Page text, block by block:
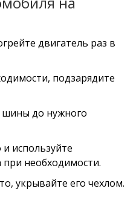
двигатель раз в
подзарядите
шины до нужного
используйте
необходимости.
укрывайте его чехлом.